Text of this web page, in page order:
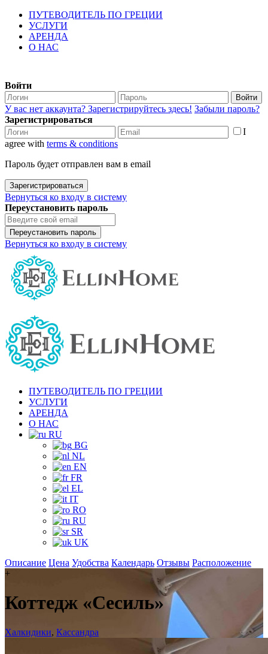
ПУТЕВОДИТЕЛЬ ПО ГРЕЦИИ
УСЛУГИ
АРЕНДА
О НАС
Войти
Войти
У вас нет аккаунта? Зарегистрируйтесь здесь! Забыли пароль?
Зарегистрироваться
I
agree with terms & conditions
Пароль будет отправлен вам в email
Зарегистрироваться
Вернуться ко входу в систему
Переустановить пароль
Переустановить пароль
Вернуться ко входу в систему
ПУТЕВОДИТЕЛЬ ПО ГРЕЦИИ
УСЛУГИ
АРЕНДА
О НАС
RU
BG
NL
EN
FR
EL
IT
RO
RU
SR
UK
Описание Цена Удобства Календарь Отзывы Расположение
+
Коттедж «Сесиль»
Халкидики, Кассандра